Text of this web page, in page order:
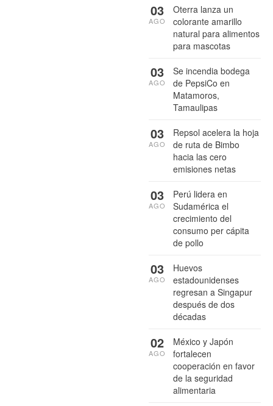
Oterra lanza un
colorante amarillo
natural para alimentos
para mascotas
03
AGO
Se incendia bodega
de PepsiCo en
Matamoros,
Tamaulipas
03
AGO
Repsol acelera la hoja
de ruta de Bimbo
hacia las cero
emisiones netas
03
AGO
Perú lidera en
Sudamérica el
crecimiento del
consumo per cápita
de pollo
03
AGO
Huevos
estadounidenses
regresan a Singapur
después de dos
décadas
03
AGO
México y Japón
fortalecen
cooperación en favor
de la seguridad
alimentaria
02
AGO